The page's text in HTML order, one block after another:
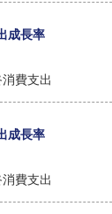
成長率
費支出
成長率
費支出